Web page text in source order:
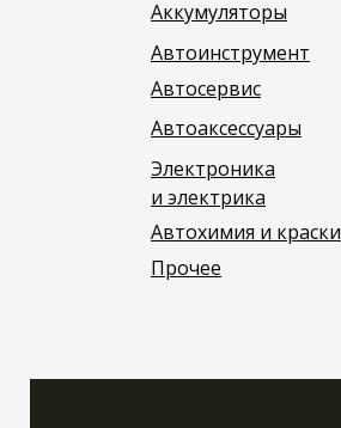
Прочее
Автохимия и краски
Электроника
и электрика
Автоаксессуары
Автосервис
Автоинструмент
Аккумуляторы